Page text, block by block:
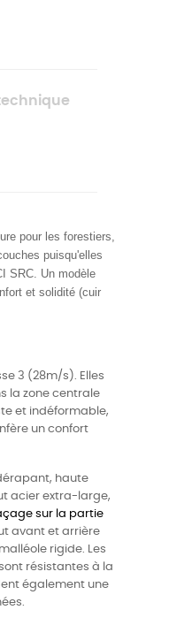
pour les forestiers,
puisqu'elles
SRC. Un modèle
et solidité (cuir
3 (28m/s). Elles
la zone centrale
et indéformable,
un confort
haute
acier extra-large,
sur la partie
avant et arrière
rigide. Les
résistantes à la
également une